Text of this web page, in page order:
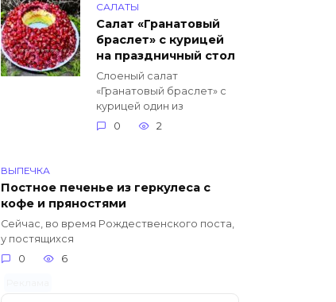
САЛАТЫ
Салат «Гранатовый
браслет» с курицей
на праздничный стол
Слоеный салат
«Гранатовый браслет» с
курицей один из
0
2
ВЫПЕЧКА
Постное печенье из геркулеса с
кофе и пряностями
Сейчас, во время Рождественского поста,
у постящихся
0
6